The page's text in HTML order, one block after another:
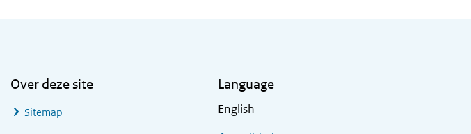
Over deze site
Sitemap
Language
English